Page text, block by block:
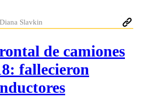
Slavkin
de camiones
fallecieron